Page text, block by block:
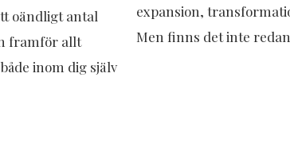
oändligt antal
framför allt
inom dig själv
expansion,
Men finns det inte